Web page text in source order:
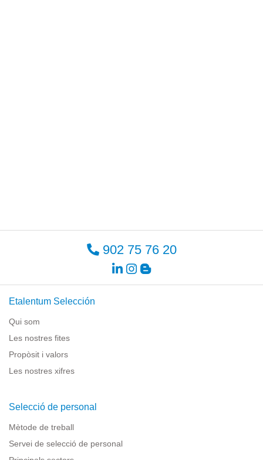
902 75 76 20
Etalentum Selección
Qui som
Les nostres fites
Propòsit i valors
Les nostres xifres
Selecció de personal
Mètode de treball
Servei de selecció de personal